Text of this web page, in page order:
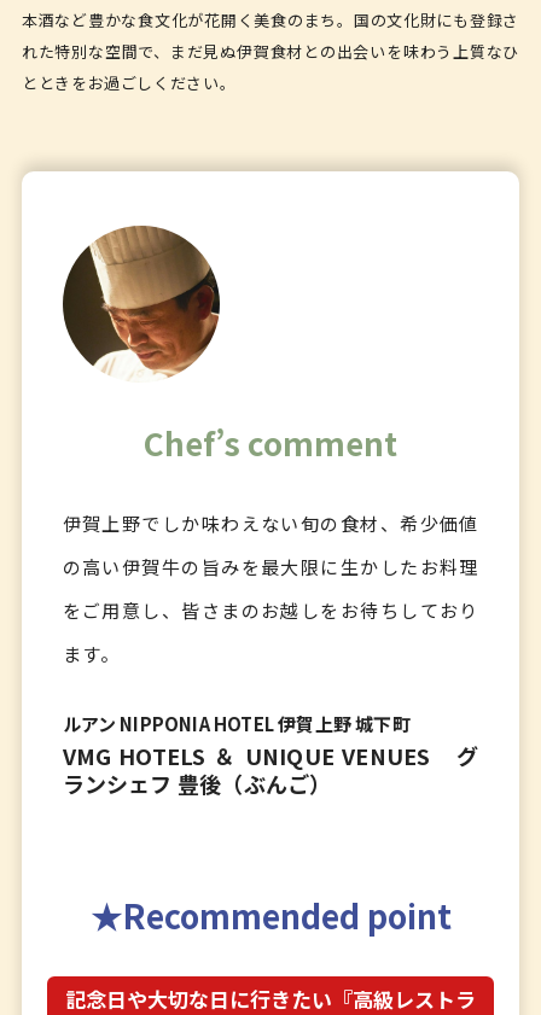
本酒など豊かな食文化が花開く美食のまち。国の文化財にも登録さ
れた特別な空間で、まだ見ぬ伊賀食材との出会いを味わう上質なひ
とときをお過ごしください。
Chef’s comment
伊賀上野でしか味わえない旬の食材、希少価値
の高い伊賀牛の旨みを最大限に生かしたお料理
をご用意し、皆さまのお越しをお待ちしており
ます。
ルアン NIPPONIA HOTEL 伊賀上野 城下町
VMG HOTELS ＆ UNIQUE VENUES グ
ランシェフ 豊後（ぶんご）
Recommended point
記念日や大切な日に行きたい『高級レストラ